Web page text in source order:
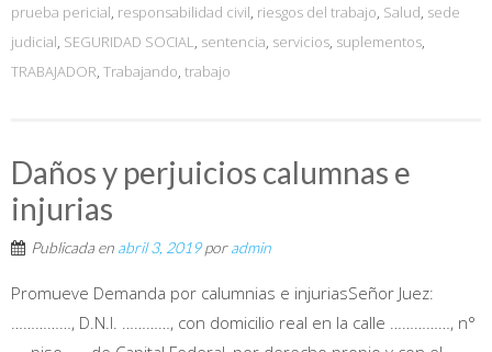
prueba pericial, responsabilidad civil, riesgos del trabajo, Salud, sede
judicial, SEGURIDAD SOCIAL, sentencia, servicios, suplementos,
TRABAJADOR, Trabajando, trabajo
Daños y perjuicios calumnas e
injurias
Publicada en abril 3, 2019poradmin
Promueve Demanda por calumnias e injuriasSeñor Juez:
……………, D.N.I. …………, con domicilio real en la calle ……………, n°